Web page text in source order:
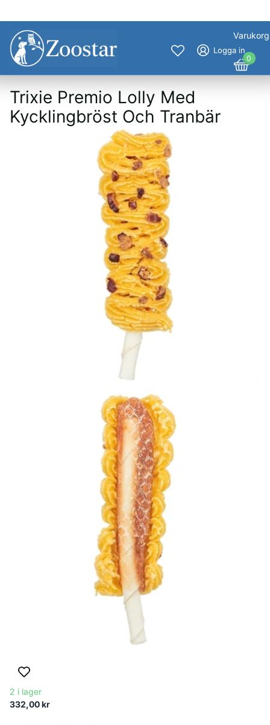
Logga in
Varukorg
0
Trixie Premio Lolly Med
Kycklingbröst Och Tranbär
2 i lager
332,00 kr